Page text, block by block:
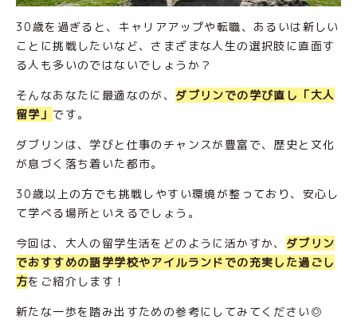
30歳を過ぎると、キャリアアップや転職、あるいは新しい
ことに挑戦したいなど、さまざまな人生の選択肢に直面す
る人も多いのではないでしょうか？
そんなあなたに最適なのが、 ダブリンでの学び直し「大人
留学」 です。
ダブリンは、学びと仕事のチャンスが豊富で、歴史と文化
が息づく落ち着いた都市。
30歳以上の方でも挑戦しやすい環境が整っており、安心し
て学べる場所といえるでしょう。
今回は、大人の留学生活をどのように活かすか、 ダブリン
でおすすめの語学学校やアイルランドでの充実した過ごし
方をご紹介します！
新たな一歩を踏み出すための参考にしてみてください◎